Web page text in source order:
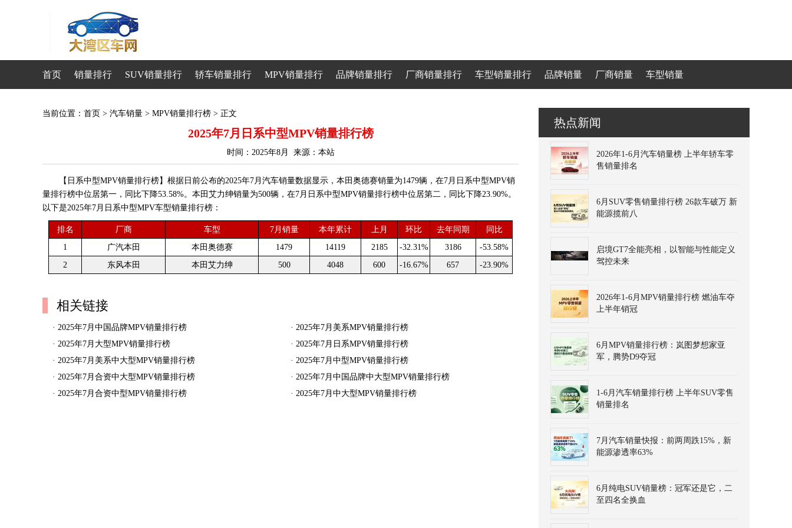
首页 销量排行 SUV销量排行 轿车销量排行 MPV销量排行 品牌销量排行 厂商销量排行 车型销量排行 品牌销量 厂商销量 车型销量
当前位置： 首页 > 汽车销量 > MPV销量排行榜 > 正文
2025年7月日系中型MPV销量排行榜
时间：2025年8月 来源：本站
【日系中型MPV销量排行榜】根据日前公布的2025年7月汽车销量数据显示，本田奥德赛销量为1479辆，在7月日系中型MPV销
量排行榜中位居第一，同比下降53.58%。本田艾力绅销量为500辆，在7月日系中型MPV销量排行榜中位居第二，同比下降23.90%。
以下是2025年7月日系中型MPV车型销量排行榜：
排名 厂商 车型 7月销量 本年累计 上月 环比 去年同期
同比
1
广汽本田 本田奥德赛 1479 14119 2185 -32.31% 3186
-53.58%
2
东风本田 本田艾力绅 500 4048 600 -16.67% 657 -23.90%
相关链接
· 2025年7月中国品牌MPV销量排行榜 · 2025年7月美系MPV销量排行榜
· 2025年7月大型MPV销量排行榜 · 2025年7月日系MPV销量排行榜
· 2025年7月美系中大型MPV销量排行榜 · 2025年7月中型MPV销量排行榜
· 2025年7月合资中大型MPV销量排行榜 · 2025年7月中国品牌中大型MPV销量排行榜
· 2025年7月合资中型MPV销量排行榜 · 2025年7月中大型MPV销量排行榜
热点新闻
2026年1-6月汽车销量榜 上半年轿车零
售销量排名
6月SUV零售销量排行榜 26款车破万 新
能源揽前八
启境GT7全能亮相，以智能与性能定义
驾控未来
2026年1-6月MPV销量排行榜 燃油车夺
上半年销冠
6月MPV销量排行榜：岚图梦想家亚
军，腾势D9夺冠
1-6月汽车销量排行榜 上半年SUV零售
销量排名
7月汽车销量快报：前两周跌15%，新
能源渗透率63%
6月纯电SUV销量榜：冠军还是它，二
至四名全换血